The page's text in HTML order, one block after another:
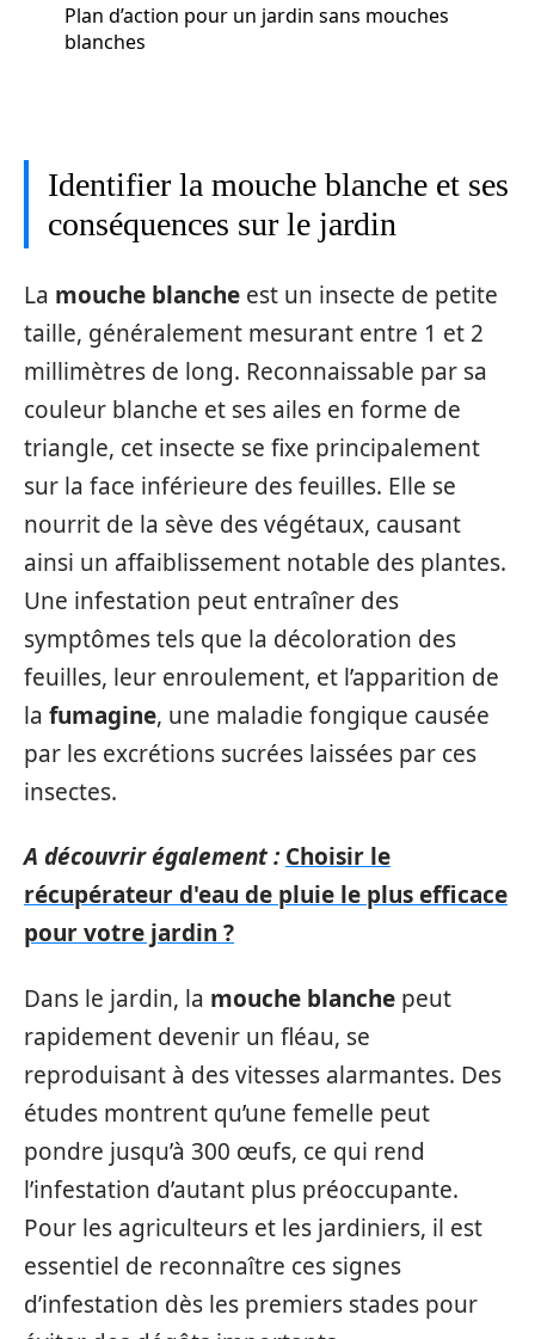
Plan d’action pour un jardin sans mouches
blanches
Identifier la mouche blanche et ses
conséquences sur le jardin
La mouche blanche est un insecte de petite
taille, généralement mesurant entre 1 et 2
millimètres de long. Reconnaissable par sa
couleur blanche et ses ailes en forme de
triangle, cet insecte se fixe principalement
sur la face inférieure des feuilles. Elle se
nourrit de la sève des végétaux, causant
ainsi un affaiblissement notable des plantes.
Une infestation peut entraîner des
symptômes tels que la décoloration des
feuilles, leur enroulement, et l’apparition de
la fumagine, une maladie fongique causée
par les excrétions sucrées laissées par ces
insectes.
A découvrir également : Choisir le
récupérateur d'eau de pluie le plus efficace
pour votre jardin ?
Dans le jardin, la mouche blanche peut
rapidement devenir un fléau, se
reproduisant à des vitesses alarmantes. Des
études montrent qu’une femelle peut
pondre jusqu’à 300 œufs, ce qui rend
l’infestation d’autant plus préoccupante.
Pour les agriculteurs et les jardiniers, il est
essentiel de reconnaître ces signes
d’infestation dès les premiers stades pour